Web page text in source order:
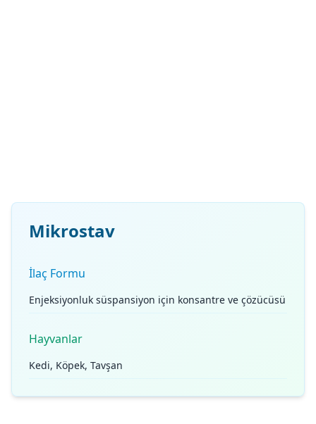
Mikrostav
İlaç Formu
Enjeksiyonluk süspansiyon için konsantre ve çözücüsü
Hayvanlar
Kedi, Köpek, Tavşan